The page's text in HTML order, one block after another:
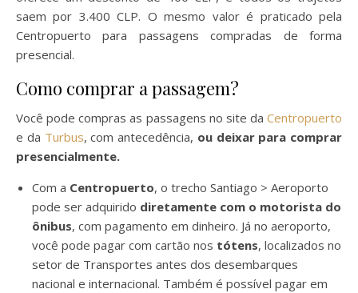
saem por 3.400 CLP. O mesmo valor é praticado pela
Centropuerto para passagens compradas de forma
presencial.
Como comprar a passagem?
Você pode compras as passagens no site da Centropuerto
e da Turbus, com antecedência, ou deixar para comprar
presencialmente.
Com a Centropuerto, o trecho Santiago > Aeroporto
pode ser adquirido diretamente com o motorista do
ônibus, com pagamento em dinheiro. Já no aeroporto,
você pode pagar com cartão nos tótens, localizados no
setor de Transportes antes dos desembarques
nacional e internacional. Também é possível pagar em